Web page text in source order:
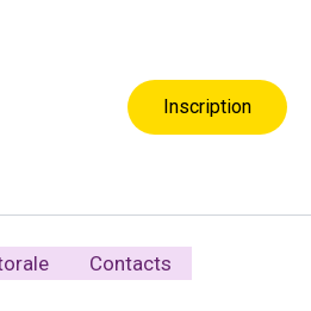
Inscription
Contacts